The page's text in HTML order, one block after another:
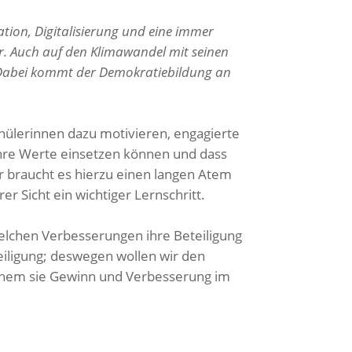
Digitalisierung und eine immer
Auch auf den Klimawandel mit seinen
kommt der Demokratiebildung an
dazu motivieren, engagierte
Werte einsetzen können und dass
es hierzu einen langen Atem
Sicht ein wichtiger Lernschritt.
Verbesserungen ihre Beteiligung
deswegen wollen wir den
sie Gewinn und Verbesserung im